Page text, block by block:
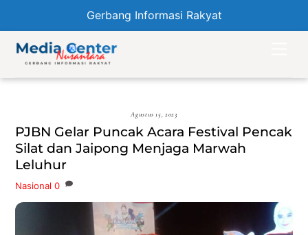
Gerbang Informasi Rakyat
content
Agustus 15, 2023
PJBN Gelar Puncak Acara Festival Pencak
Silat dan Jaipong Menjaga Marwah
Leluhur
Nasional 0